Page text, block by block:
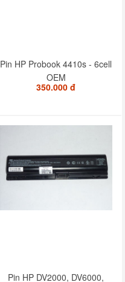
Pin HP Probook 4410s - 6cell
OEM
350.000 đ
Pin HP DV2000, DV6000,